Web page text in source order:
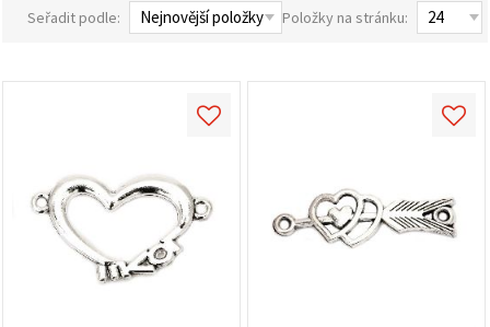
Seřadit podle:
Položky na stránku: